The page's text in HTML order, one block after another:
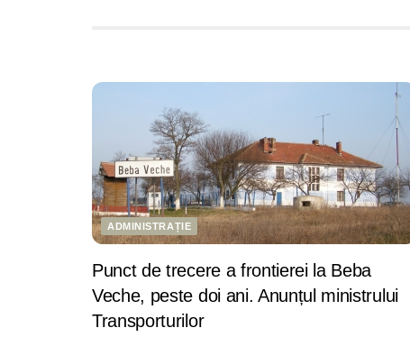
ADMINISTRAȚIE
Punct de trecere a frontierei la Beba
Veche, peste doi ani. Anunțul ministrului
Transporturilor